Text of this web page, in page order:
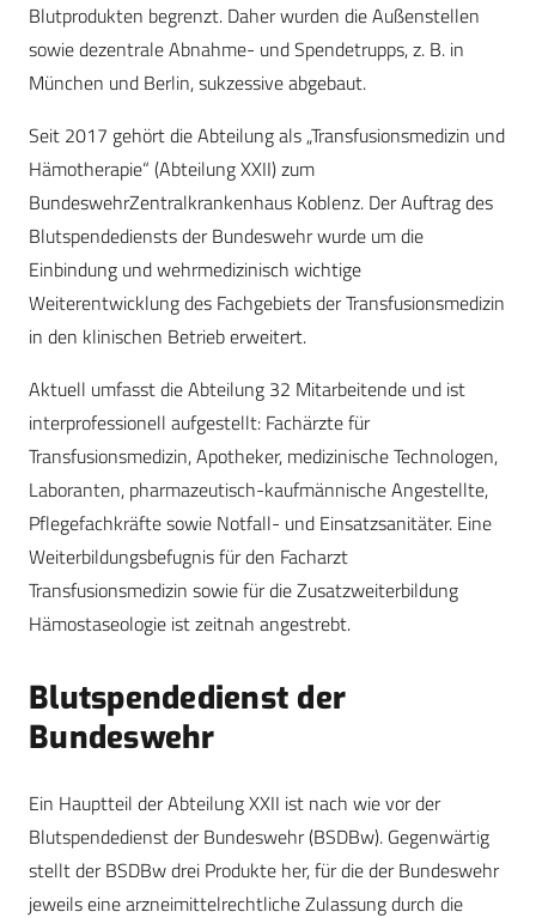
Blutprodukten begrenzt. Daher wurden die Außenstellen
sowie dezentrale Abnahme- und Spendetrupps, z. B. in
München und Berlin, sukzessive abgebaut.
Seit 2017 gehört die Abteilung als „Transfusionsmedizin und
Hämotherapie“ (Abteilung XXII) zum
BundeswehrZentralkrankenhaus Koblenz. Der Auftrag des
Blutspendediensts der Bundeswehr wurde um die
Einbindung und wehrmedizinisch wichtige
Weiterentwicklung des Fachgebiets der Transfusionsmedizin
in den klinischen Betrieb erweitert.
Aktuell umfasst die Abteilung 32 Mitarbeitende und ist
interprofessionell aufgestellt: Fachärzte für
Transfusionsmedizin, Apotheker, medizinische Technologen,
Laboranten, pharmazeutisch-kaufmännische Angestellte,
Pflegefachkräfte sowie Notfall- und Einsatzsanitäter. Eine
Weiterbildungsbefugnis für den Facharzt
Transfusionsmedizin sowie für die Zusatzweiterbildung
Hämostaseologie ist zeitnah angestrebt.
Blutspendedienst der
Bundeswehr
Ein Hauptteil der Abteilung XXII ist nach wie vor der
Blutspendedienst der Bundeswehr (BSDBw). Gegenwärtig
stellt der BSDBw drei Produkte her, für die der Bundeswehr
jeweils eine arzneimittelrechtliche Zulassung durch die